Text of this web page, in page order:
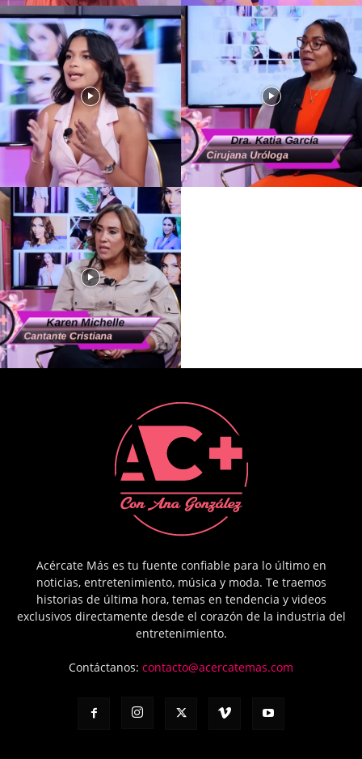
Acércate Más es tu fuente confiable para lo último en
noticias, entretenimiento, música y moda. Te traemos
historias de última hora, temas en tendencia y videos
exclusivos directamente desde el corazón de la industria del
entretenimiento.
Contáctanos: contacto@acercatemas.com